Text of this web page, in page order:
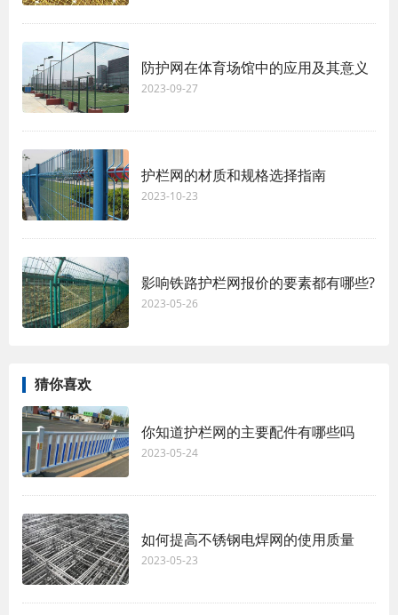
防护网在体育场馆中的应用及其意义
2023-09-27
护栏网的材质和规格选择指南
2023-10-23
影响铁路护栏网报价的要素都有哪些?
2023-05-26
猜你喜欢
你知道护栏网的主要配件有哪些吗
2023-05-24
如何提高不锈钢电焊网的使用质量
2023-05-23